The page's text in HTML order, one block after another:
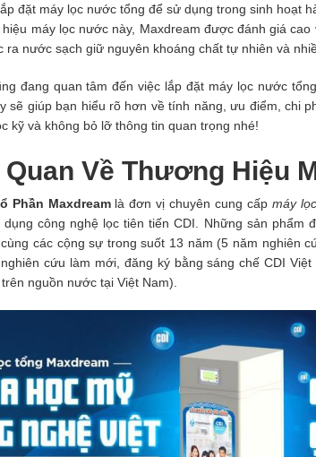
đặt máy lọc nước tổng để sử dụng trong sinh hoạt
máy lọc nước này, Maxdream được đánh giá
ra nước sạch giữ nguyên khoáng chất tự nhiên và
đang quan tâm đến việc lắp đặt máy lọc nước
sẽ giúp bạn hiểu rõ hơn về tính năng, ưu điểm, chi
kỹ và không bỏ lỡ thông tin quan trọng nhé!
Quan Về Thương Hiệu
Phần Maxdreamlà đơn vị chuyên cung cấp máy
dụng công nghệ lọc tiên tiến CDI. Những sản phẩm
các cộng sự trong suốt 13 năm (5 năm nghiên
cứu làm mới, đăng ký bằng sáng chế CDI
nguồn nước tại Việt Nam).